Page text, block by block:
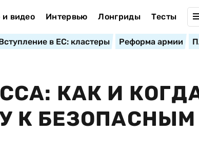
видео Интервью Лонгриды Тесты
в ЕС: кластеры Реформа армии
КАК И
К БЕЗОПАСНЫМ